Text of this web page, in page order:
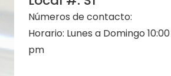
Números de contacto:
Horario: Lunes a Domingo
pm